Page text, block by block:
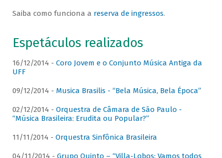
Saiba como funciona a reserva de ingressos.
Espetáculos realizados
16/12/2014 - Coro Jovem e o Conjunto Música Antiga da
UFF
09/12/2014 - Musica Brasilis - “Bela Música, Bela Época”
02/12/2014 - Orquestra de Câmara de São Paulo -
“Música Brasileira: Erudita ou Popular?”
11/11/2014 - Orquestra Sinfônica Brasileira